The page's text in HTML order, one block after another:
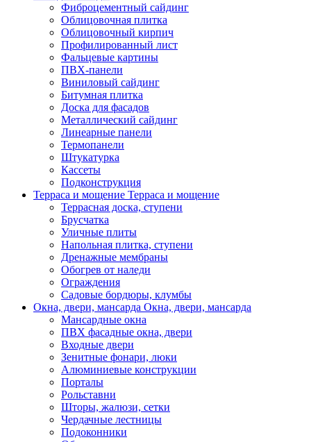
Фиброцементный сайдинг
Облицовочная плитка
Облицовочный кирпич
Профилированный лист
Фальцевые картины
ПВХ-панели
Виниловый сайдинг
Битумная плитка
Доска для фасадов
Металлический сайдинг
Линеарные панели
Термопанели
Штукатурка
Кассеты
Подконструкция
Терраса и мощение Терраса и мощение
Террасная доска, ступени
Брусчатка
Уличные плиты
Напольная плитка, ступени
Дренажные мембраны
Обогрев от наледи
Ограждения
Садовые бордюры, клумбы
Окна, двери, мансарда Окна, двери, мансарда
Мансардные окна
ПВХ фасадные окна, двери
Входные двери
Зенитные фонари, люки
Алюминиевые конструкции
Порталы
Рольставни
Шторы, жалюзи, сетки
Чердачные лестницы
Подоконники